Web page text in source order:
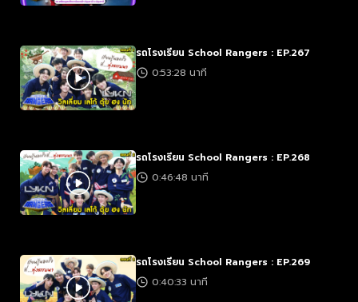
รถโรงเรียน School Rangers : EP.267
0:53:28 นาที
รถโรงเรียน School Rangers : EP.268
0:46:48 นาที
รถโรงเรียน School Rangers : EP.269
0:40:33 นาที